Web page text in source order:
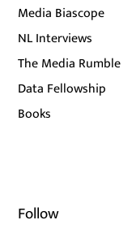
Media Biascope
NL Interviews
The Media Rumble
Data Fellowship
Books
Follow